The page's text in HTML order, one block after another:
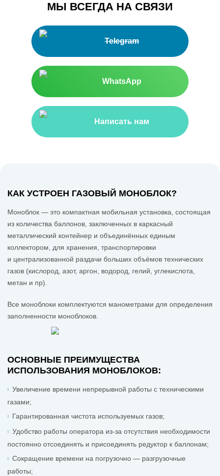
МЫ ВСЕГДА НА СВЯЗИ
Telegram
WhatsApp
Написать нам
КАК УСТРОЕН ГАЗОВЫЙ МОНОБЛОК?
Моноблок — это компактная мобильная установка, состоящая
из количества баллонов, заключенных в каркасный
металлический контейнер и объединённых единым
коллектором, для хранения, транспортировки
и централизованной раздачи больших объёмов технических
газов (кислород, азот, аргон, водород, гелий, углекислота,
метан и пр).
Все моноблоки комплектуются манометрами для определения
заполненности моноблоков.
ОСНОВНЫЕ ПРЕИМУЩЕСТВА
ИСПОЛЬЗОВАНИЯ МОНОБЛОКОВ:
Увеличение времени непрерывной работы с техническими
газами;
Гарантированная чистота используемых газов;
Удобство работы оператора из-за отсутствия необходимости
постоянно отсоединять и присоединять редуктор к баллонам;
Сокращение времени на погрузочно — разгрузочные
работы;